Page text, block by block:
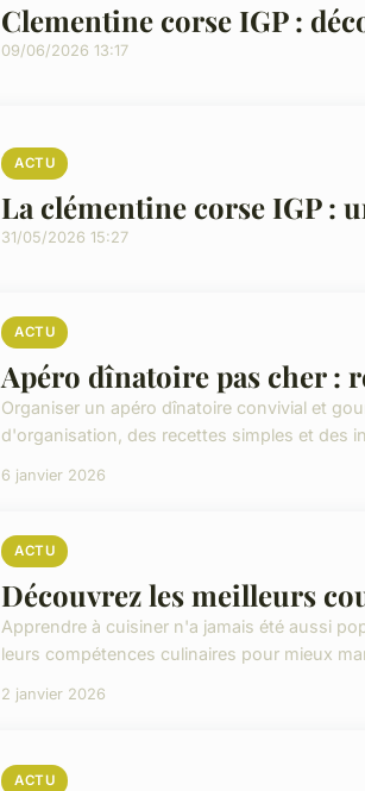
Clementine corse IGP :
09/06/2026 13:17
ACTU
La clémentine corse IGP :
31/05/2026 15:27
ACTU
Apéro dînatoire pas cher :
Organiser un apéro dînatoire convivial et
d'organisation, des recettes simples et des
6 janvier 2026
ACTU
Découvrez les meilleurs
Apprendre à cuisiner n'a jamais été aussi
leurs compétences culinaires pour mieux
2 janvier 2026
ACTU